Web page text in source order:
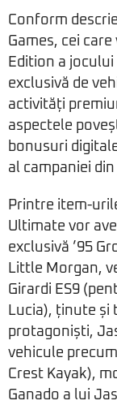
Conform
Games, cei
Edition a jocului
exclusivă de
activități
aspectele
bonusuri
al campaniei din
Printre item-
Ultimate vor
exclusivă ’95
Little Morgan,
Girardi ES9
Lucia), ținute și
protagoniști,
vehicule
Crest Kayak),
Ganado a lui